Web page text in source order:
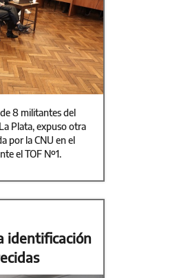
8 militantes del
Plata, expuso otra
por la CNU en el
el TOF Nº1.
identificación